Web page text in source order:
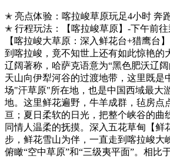
✭ 亮点体验：喀拉峻草原玩足4小时 奔
✭ 行程玩法：【喀拉峻草原】-下午前
【喀拉峻大草原：深入鲜花台+猎鹰台
到喀拉峻，竟不知世上还有如此惊艳的
辽阔著称，哈萨克语意为“黑色肥沃辽
天山向伊犁河谷的过渡地带，这里既是
场"汗草原"所在地，也是中国西域最大
地。这里鲜花遍野，牛羊成群，毡房点
亘；夏日柔软的日光，把整个峡谷的曲
同情人温柔的抚摸。深入五花草甸【鲜
步，鲜花雪山为伴，一直走到喀拉峻大
俯瞰“空中草原”和“三级夷平面”。相比